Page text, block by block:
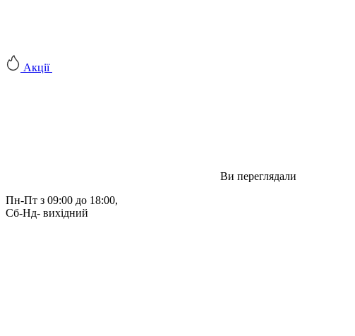
Акції
Ви переглядали
Пн-Пт з 09:00 до 18:00,
Сб-Нд- вихідний